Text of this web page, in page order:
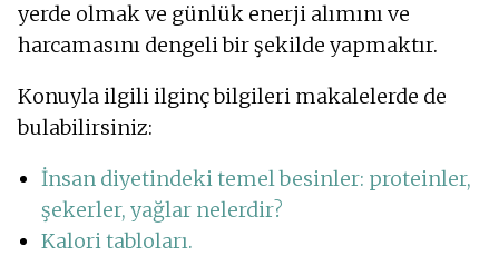
yerde olmak ve günlük enerji alımını ve
harcamasını dengeli bir şekilde yapmaktır.
Konuyla ilgili ilginç bilgileri makalelerde de
bulabilirsiniz:
İnsan diyetindeki temel besinler: proteinler,
şekerler, yağlar nelerdir?
Kalori tabloları.